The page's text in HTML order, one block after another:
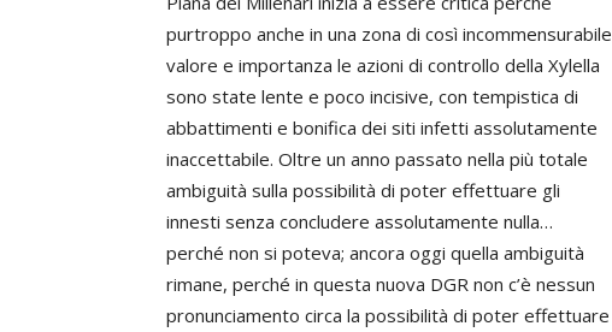
purtroppo anche in una zona di così incommensurabile
valore e importanza le azioni di controllo della Xylella
sono state lente e poco incisive, con tempistica di
abbattimenti e bonifica dei siti infetti assolutamente
inaccettabile. Oltre un anno passato nella più totale
ambiguità sulla possibilità di poter effettuare gli
innesti senza concludere assolutamente nulla…
perché non si poteva; ancora oggi quella ambiguità
rimane, perché in questa nuova DGR non c’è nessun
pronunciamento circa la possibilità di poter effettuare